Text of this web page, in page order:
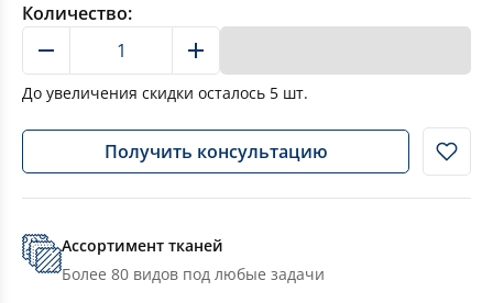
Количество:
До увеличения скидки осталось 5 шт.
Получить консультацию
Ассортимент тканей
Более 80 видов под любые задачи